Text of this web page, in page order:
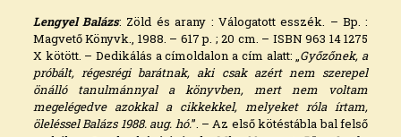
Lengyel Balázs: Zöld és arany : Válogatott esszék. – Bp. :
Magvető Könyvk., 1988. – 617 p. ; 20 cm. – ISBN 963 14 1275
X kötött. – Dedikálás a címoldalon a cím alatt: „Győzőnek, a
próbált, régesrégi barátnak, aki csak azért nem szerepel
önálló tanulmánnyal a könyvben, mert nem voltam
megelégedve azokkal a cikkekkel, melyeket róla írtam,
öleléssel Balázs 1988. aug. hó.”. – Az első kötéstábla bal felső